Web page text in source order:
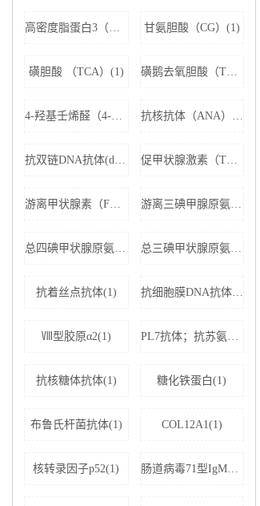
高密度脂蛋白3（HDL3）(1) 甘氨胆酸（CG）(1)
磺胆酸 （TCA）(1) 磺鹅去氧胆酸（TCDCA）(1)
4-羟基壬烯醛（4-HNE）(1) 抗核抗体（ANA）(1)
抗双链DNA抗体(dsDNA)(1) 促甲状腺激素（TSH）(1)
游离甲状腺素（FT4）(1) 游离三碘甲腺原氨酸（FT3）(1)
总四碘甲状腺原氨酸（TT4）(1) 总三碘甲状腺原氨酸（TT3)(1)
抗着丝点抗体(1) 抗细胞膜DNA抗体(1)
Ⅷ型胶原α2(1) PL7抗体；抗苏氨酰tRNA合成酶(1)
抗核糖体抗体(1) 糖化铁蛋白(1)
布鲁氏杆菌抗体(1) COL12A1(1)
核转录因子p52(1) 肠道病毒71型IgM抗体(1)